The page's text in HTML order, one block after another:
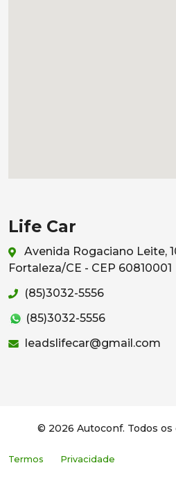
Life Car
Avenida Rogaciano Leite,
Fortaleza/CE - CEP 60810001
(85)3032-5556
(85)3032-5556
leadslifecar@gmail.com
© 2026 Autoconf. Todos
Termos Privacidade